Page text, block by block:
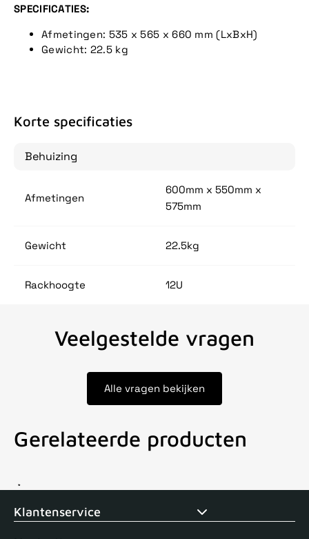
SPECIFICATIES:
Afmetingen: 535 x 565 x 660 mm (LxBxH)
Gewicht: 22.5 kg
Korte specificaties
Behuizing
Afmetingen
600mm x 550mm x
575mm
Gewicht 22.5kg
Rackhoogte 12U
Veelgestelde vragen
Alle vragen bekijken
Gerelateerde producten
Voor 15uur besteld, zelfde dag verstuurd Echte winkel +35
Klantenservice